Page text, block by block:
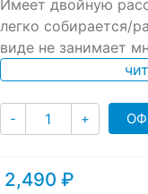
Имеет двойную
легко собирается/
виде не занимает
- Количество
+
2,490 ₽